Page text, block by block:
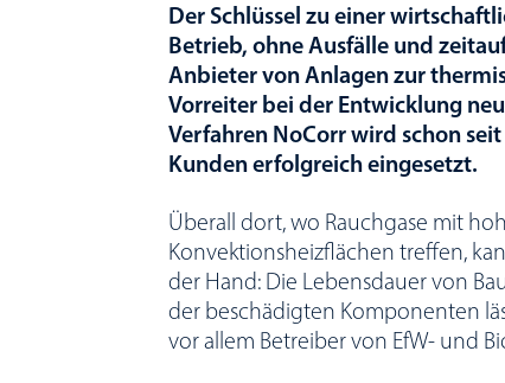
Der Schlüssel zu einer
Betrieb, ohne Ausfälle und
Anbieter von Anlagen zur
Vorreiter bei der Entwicklung
Verfahren NoCorr wird schon
Kunden erfolgreich eingesetzt.
Überall dort, wo Rauchgase mit
Konvektionsheizflächen treffen,
der Hand: Die Lebensdauer von
der beschädigten Komponenten
vor allem Betreiber von EfW- und